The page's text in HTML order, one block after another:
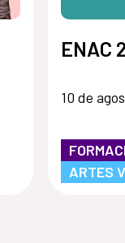
ENAC
10 de
ARTES